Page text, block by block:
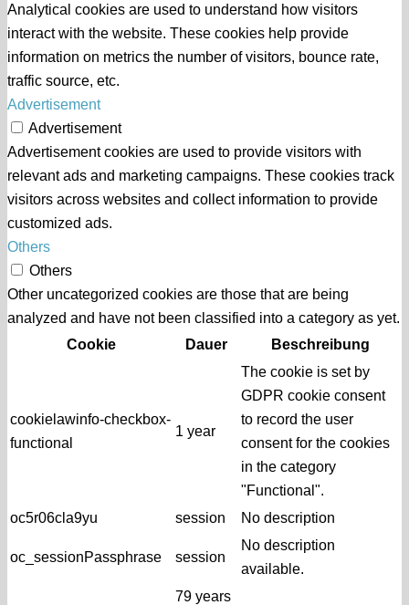
Analytical cookies are used to understand how visitors
interact with the website. These cookies help provide
information on metrics the number of visitors, bounce rate,
traffic source, etc.
Advertisement
Advertisement
Advertisement cookies are used to provide visitors with
relevant ads and marketing campaigns. These cookies track
visitors across websites and collect information to provide
customized ads.
Others
Others
Other uncategorized cookies are those that are being
analyzed and have not been classified into a category as yet.
Cookie
Dauer Beschreibung
cookielawinfo-checkbox-
functional
1 year
The cookie is set by
GDPR cookie consent
to record the user
consent for the cookies
in the category
"Functional".
oc5r06cla9yu
session No description
oc_sessionPassphrase session
No description
available.
79 years